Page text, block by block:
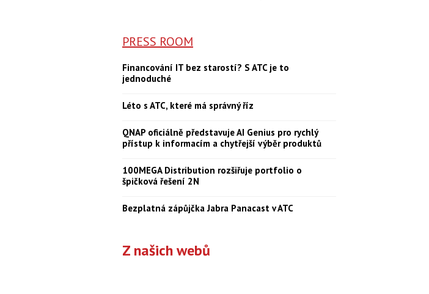
PRESS ROOM
Financování IT bez starostí? S ATC je to
jednoduché
Léto s ATC, které má správný říz
QNAP oficiálně představuje AI Genius pro rychlý
přístup k informacím a chytřejší výběr produktů
100MEGA Distribution rozšiřuje portfolio o
špičková řešení 2N
Bezplatná zápůjčka Jabra Panacast v ATC
Z našich webů